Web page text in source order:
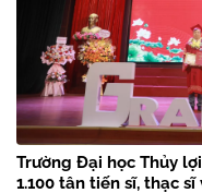
Trường Đại học Thủy
1.100 tân tiến sĩ, thạc sĩ